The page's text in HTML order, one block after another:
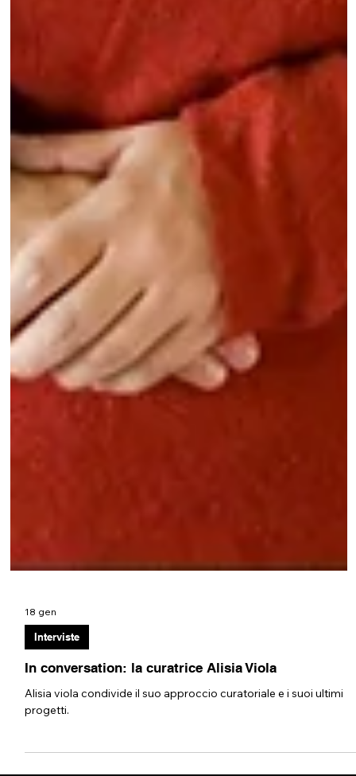
18 gen
Interviste
Alisia viola condivide il suo approccio curatoriale e i suoi ultimi